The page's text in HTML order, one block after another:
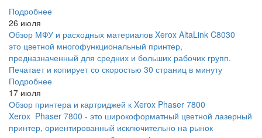
Подробнее
26 июля
Обзор МФУ и расходных материалов Xerox AltaLink C8030
это цветной многофункциональный принтер,
предназначенный для средних и больших рабочих групп.
Печатает и копирует со скоростью 30 страниц в минуту
Подробнее
17 июля
Обзор принтера и картриджей к Xerox Phaser 7800
Xerox Phaser 7800 - это широкоформатный цветной лазерный
принтер, ориентированный исключительно на рынок